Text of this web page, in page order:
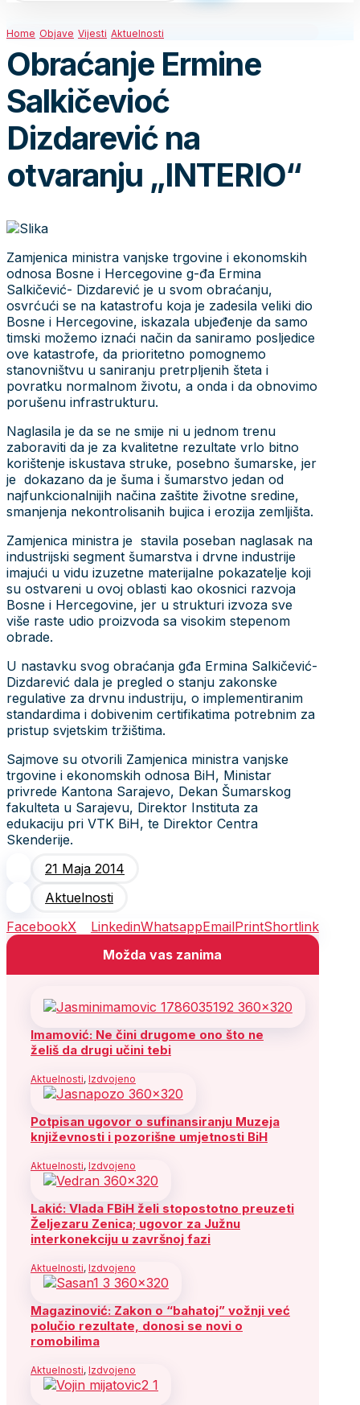
Home Objave Vijesti Aktuelnosti
Obraćanje Ermine
Salkičevioć
Dizdarević na
otvaranju „INTERIO“
Zamjenica ministra vanjske trgovine i ekonomskih
odnosa Bosne i Hercegovine g-đa Ermina
Salkičević- Dizdarević je u svom obraćanju,
osvrćući se na katastrofu koja je zadesila veliki dio
Bosne i Hercegovine, iskazala ubjeđenje da samo
timski možemo iznaći način da saniramo posljedice
ove katastrofe, da prioritetno pomognemo
stanovništvu u saniranju pretrpljenih šteta i
povratku normalnom životu, a onda i da obnovimo
porušenu infrastrukturu.
Naglasila je da se ne smije ni u jednom trenu
zaboraviti da je za kvalitetne rezultate vrlo bitno
korištenje iskustava struke, posebno šumarske, jer
je dokazano da je šuma i šumarstvo jedan od
najfunkcionalnijih načina zaštite životne sredine,
smanjenja nekontrolisanih bujica i erozija zemljišta.
Zamjenica ministra je stavila poseban naglasak na
industrijski segment šumarstva i drvne industrije
imajući u vidu izuzetne materijalne pokazatelje koji
su ostvareni u ovoj oblasti kao okosnici razvoja
Bosne i Hercegovine, jer u strukturi izvoza sve
više raste udio proizvoda sa visokim stepenom
obrade.
U nastavku svog obraćanja gđa Ermina Salkičević-
Dizdarević dala je pregled o stanju zakonske
regulative za drvnu industriju, o implementiranim
standardima i dobivenim certifikatima potrebnim za
pristup svjetskim tržištima.
Sajmove su otvorili Zamjenica ministra vanjske
trgovine i ekonomskih odnosa BiH, Ministar
privrede Kantona Sarajevo, Dekan Šumarskog
fakulteta u Sarajevu, Direktor Instituta za
edukaciju pri VTK BiH, te Direktor Centra
Skenderije.
21 Maja 2014
Aktuelnosti
FacebookX LinkedinWhatsappEmailPrintShortlink
Možda vas zanima
Imamović: Ne čini drugome ono što ne
želiš da drugi učini tebi
Aktuelnosti, Izdvojeno
Potpisan ugovor o sufinansiranju Muzeja
književnosti i pozorišne umjetnosti BiH
Aktuelnosti, Izdvojeno
Lakić: Vlada FBiH želi stopostotno preuzeti
Željezaru Zenica; ugovor za Južnu
interkonekciju u završnoj fazi
Aktuelnosti, Izdvojeno
Magazinović: Zakon o “bahatoj” vožnji već
polučio rezultate, donosi se novi o
romobilima
Aktuelnosti, Izdvojeno